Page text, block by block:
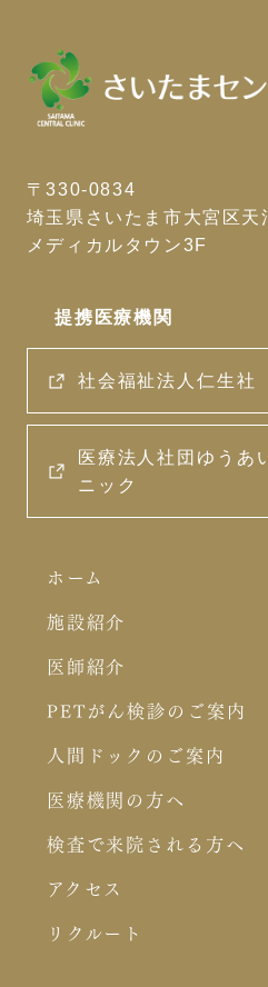
〒330-0834
埼玉県さいたま市大宮区
メディカルタウン3F
提携医療機関
社会福祉法人仁生
医療法人社団ゆう
ニック
ホーム
施設紹介
医師紹介
PETがん検診のご案内
人間ドックのご案内
医療機関の方へ
検査で来院される方へ
アクセス
リクルート